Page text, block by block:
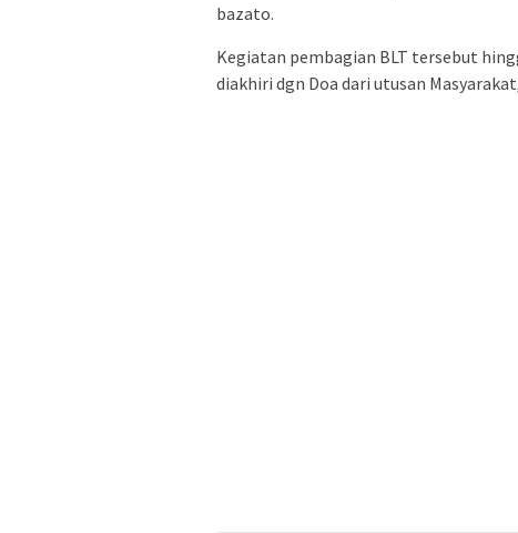
bazato.
Kegiatan pembagian BLT tersebut
diakhiri dgn Doa dari utusan